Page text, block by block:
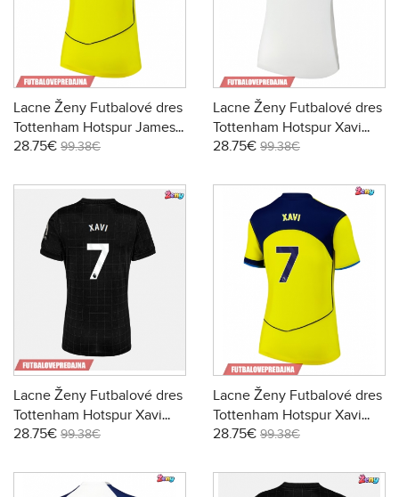
Lacne Ženy Futbalové dres
Tottenham Hotspur James
Maddison #10 2025-26
28.75€ 99.38€
Lacne Ženy Futbalové dres
Tottenham Hotspur Xavi
Simons #7 2025-26 Krátky
28.75€ 99.38€
Lacne Ženy Futbalové dres
Tottenham Hotspur Xavi
Simons #7 2025-26 Krátky
28.75€ 99.38€
Lacne Ženy Futbalové dres
Tottenham Hotspur Xavi
Simons #7 2025-26 Krátky
28.75€ 99.38€